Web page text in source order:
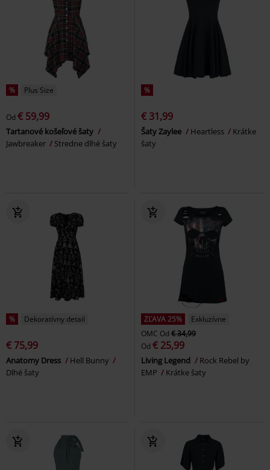
% Plus Size
Od € 59,99
Tartanové košeľové šaty
Jawbreaker
Stredne dlhé šaty
%
€ 31,99
Šaty Zaylee Heartless
Krátke
šaty
% Dekoratívny detail
€ 75,99
Anatomy Dress
Hell Bunny
Dlhé šaty
ZĽAVA 25%
Exkluzívne
OMC Od € 34,99
Od € 25,99
Living Legend
Rock Rebel by
EMP
Krátke šaty